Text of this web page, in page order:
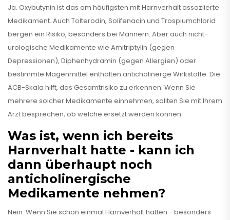
Ja. Oxybutynin ist das am häufigsten mit Harnverhalt assoziierte
Medikament. Auch Tolterodin, Solifenacin und Trospiumchlorid
bergen ein Risiko, besonders bei Männern. Aber auch nicht-
urologische Medikamente wie Amitriptylin (gegen
Depressionen), Diphenhydramin (gegen Allergien) oder
bestimmte Magenmittel enthalten anticholinerge Wirkstoffe. Die
ACB-Skala hilft, das Gesamtrisiko zu erkennen. Wenn Sie
mehrere solcher Medikamente einnehmen, sollten Sie mit Ihrem
Arzt besprechen, ob welche ersetzt werden können.
Was ist, wenn ich bereits
Harnverhalt hatte - kann ich
dann überhaupt noch
anticholinergische
Medikamente nehmen?
Nein. Wenn Sie schon einmal Harnverhalt hatten - besonders